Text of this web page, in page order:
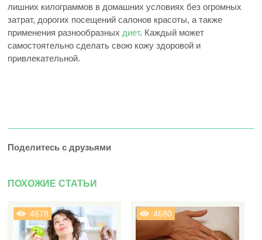
лишних килограммов в домашних условиях без огромных
затрат, дорогих посещений салонов красоты, а также
применения разнообразных диет. Каждый может
самостоятельно сделать свою кожу здоровой и
привлекательной.
Поделитесь с друзьями
ПОХОЖИЕ СТАТЬИ
4678 4680